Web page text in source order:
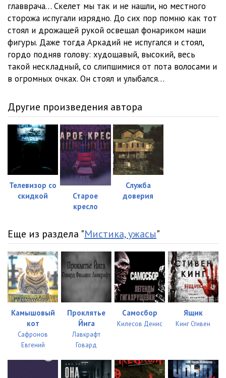
главврача… Скелет мы так и не нашли, но местного
сторожа испугали изрядно. До сих пор помню как тот
стоял и дрожащей рукой освещал фонариком наши
фигуры. Даже тогда Аркадий не испугался и стоял,
гордо подняв голову: худощавый, высокий, весь
такой нескладный, со слипшимися от пота волосами и
в огромных очках. Он стоял и улыбался…
Другие произведения автора
Телевизор со
скидкой
Старое
кресло
Служба
доверия
Еще из раздела "Мистика, ужасы"
Камышовый
кот
Сафронов
Евгений
Проклятье
Йига
Лавкрафт
Говард
Самосбор
Килесов Денис
Ящик
Кинг Стивен